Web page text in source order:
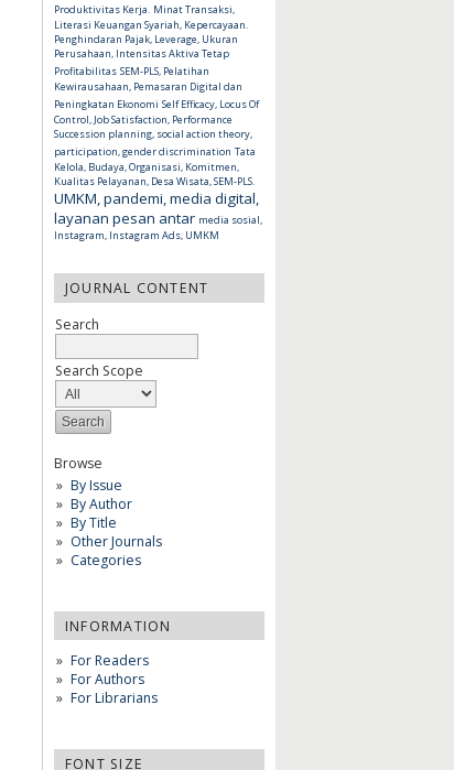
Produktivitas Kerja. Minat Transaksi,
Literasi Keuangan Syariah, Kepercayaan.
Penghindaran Pajak, Leverage, Ukuran
Perusahaan, Intensitas Aktiva Tetap
Profitabilitas SEM-PLS, Pelatihan
Kewirausahaan, Pemasaran Digital dan
Peningkatan Ekonomi Self Efficacy, Locus Of
Control, Job Satisfaction, Performance
Succession planning, social action theory,
participation, gender discrimination Tata
Kelola, Budaya, Organisasi, Komitmen,
Kualitas Pelayanan, Desa Wisata, SEM-PLS.
UMKM, pandemi, media digital,
layanan pesan antar media sosial,
Instagram, Instagram Ads, UMKM
JOURNAL CONTENT
Search
Search Scope
Browse
By Issue
By Author
By Title
Other Journals
Categories
INFORMATION
For Readers
For Authors
For Librarians
FONT SIZE